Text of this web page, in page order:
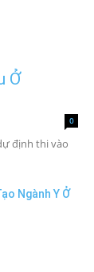
Ở
0
định thi vào
Ngành Y Ở